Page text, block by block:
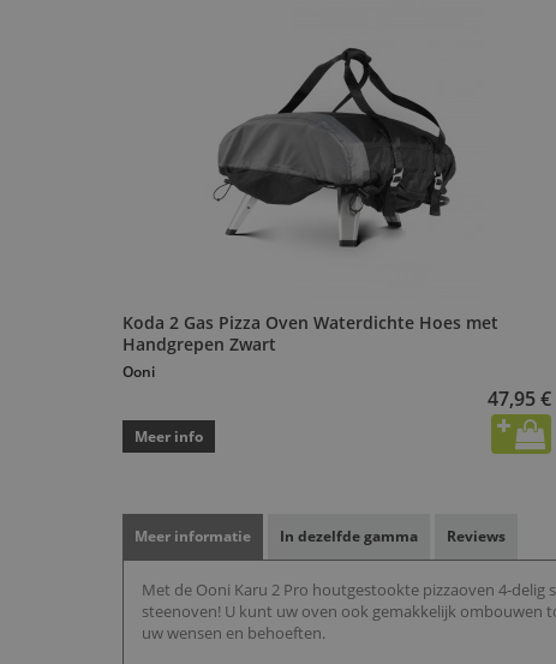
Koda 2 Gas Pizza Oven Waterdichte Hoes met
Handgrepen Zwart
Ooni
47,95 €
Meer info
Meer informatie In dezelfde gamma Reviews
Met de Ooni Karu 2 Pro houtgestookte pizzaoven 4-
steenoven! U kunt uw oven ook gemakkelijk ombouwen
uw wensen en behoeften.